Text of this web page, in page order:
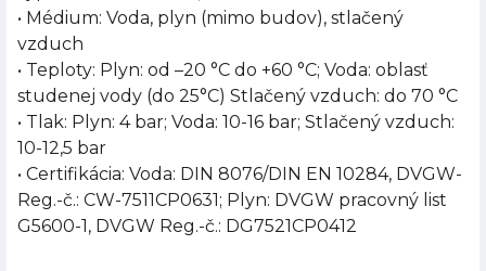
• Médium: Voda, plyn (mimo budov), stlačený
vzduch
• Teploty: Plyn: od –20 °C do +60 °C; Voda: oblasť
studenej vody (do 25°C) Stlačený vzduch: do 70 °C
• Tlak: Plyn: 4 bar; Voda: 10-16 bar; Stlačený vzduch:
10-12,5 bar
• Certifikácia: Voda: DIN 8076/DIN EN 10284, DVGW-
Reg.-č.: CW-7511CP0631; Plyn: DVGW pracovný list
G5600-1, DVGW Reg.-č.: DG7521CP0412